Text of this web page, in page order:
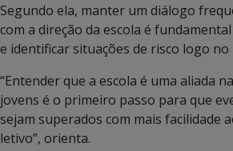
Segundo ela, manter um diálogo
com a direção da escola é
e identificar situações de risco logo no
“Entender que a escola é uma aliada
jovens é o primeiro passo para que
sejam superados com mais facilidade
letivo”, orienta.